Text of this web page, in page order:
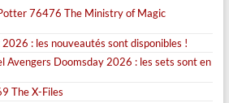
76476 The Ministry of Magic
: les nouveautés sont disponibles !
Avengers Doomsday 2026 : les sets sont en
The X-Files